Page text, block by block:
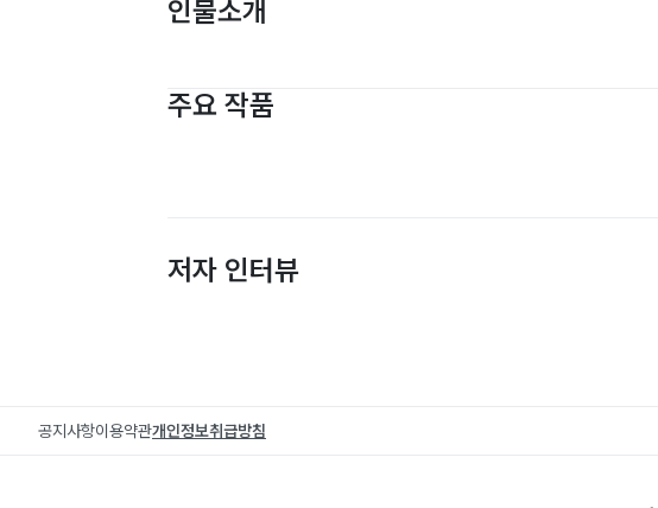
인물소개
주요 작품
저자 인터뷰
공지사항이용약관개인정보취급방침